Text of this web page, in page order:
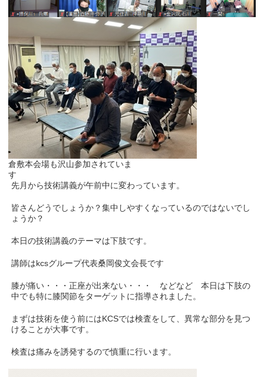
倉敷本会場も沢山参加されていま
す
先月から技術講義が午前中に変わっています。
皆さんどうでしょうか？集中しやすくなっているのではないでし
ょうか？
本日の技術講義のテーマは下肢です。
講師はkcsグループ代表桑岡俊文会長です
膝が痛い・・・正座が出来ない・・・ などなど 本日は下肢の
中でも特に膝関節をターゲットに指導されました。
まずは技術を使う前にはKCSでは検査をして、異常な部分を見つ
けることが大事です。
検査は痛みを誘発するので慎重に行います。